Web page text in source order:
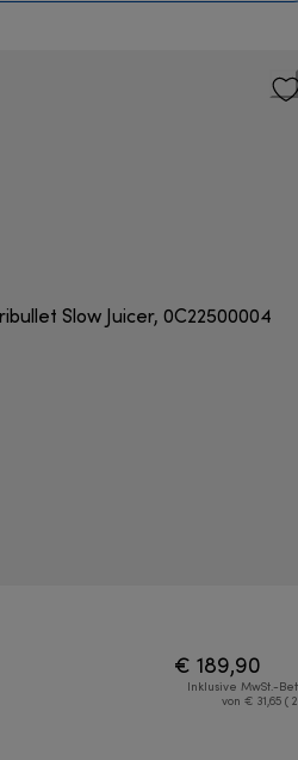
€ 189,90
Inklusive MwSt.-
von € 31,65 (